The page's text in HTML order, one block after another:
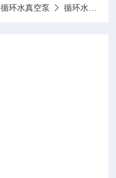
循环水真空泵 循环水式真空泵